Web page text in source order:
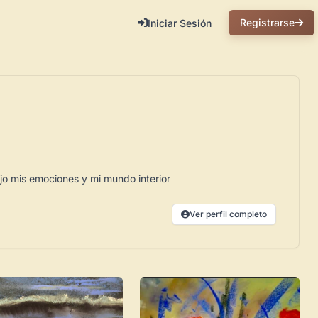
Iniciar Sesión Registrarse
mis emociones y mi mundo interior
Ver perfil completo